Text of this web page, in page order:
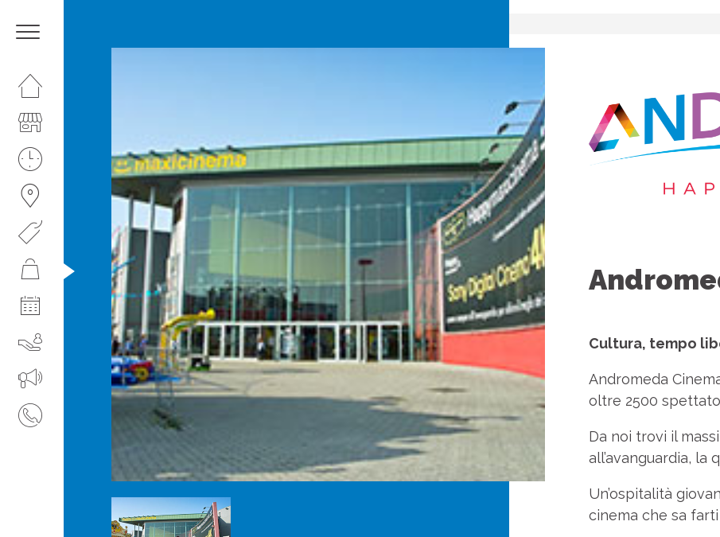
I NOSTRI ORARI
COME RAGGIUNGERCI
PROMOZIONI
NEGOZI
APRI IL TUO BUSINESS
Cultura, tempo
Andromeda
oltre 2500
Da noi trovi il
all’avanguardia, la
Un’ospitalità
cinema che sa